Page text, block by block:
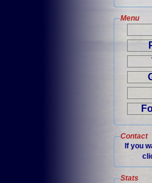
Menu
Contact
If you
Stats